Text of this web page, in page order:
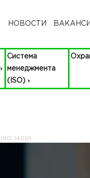
НОВОСТИ
Система
менеджмента
(ISO)
ISO 14001